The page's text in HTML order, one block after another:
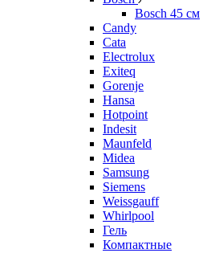
Bosch 45 см
Candy
Cata
Electrolux
Exiteq
Gorenje
Hansa
Hotpoint
Indesit
Maunfeld
Midea
Samsung
Siemens
Weissgauff
Whirlpool
Гель
Компактные